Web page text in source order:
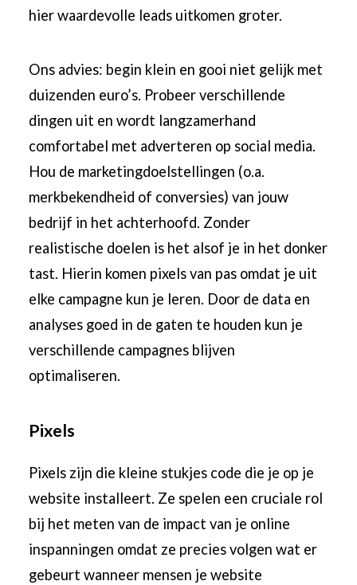
hier waardevolle leads uitkomen groter.
Ons advies: begin klein en gooi niet gelijk met
duizenden euro’s. Probeer verschillende
dingen uit en wordt langzamerhand
comfortabel met adverteren op social media.
Hou de marketingdoelstellingen (o.a.
merkbekendheid of conversies) van jouw
bedrijf in het achterhoofd. Zonder
realistische doelen is het alsof je in het donker
tast. Hierin komen pixels van pas omdat je uit
elke campagne kun je leren. Door de data en
analyses goed in de gaten te houden kun je
verschillende campagnes blijven
optimaliseren.
Pixels
Pixels zijn die kleine stukjes code die je op je
website installeert. Ze spelen een cruciale rol
bij het meten van de impact van je online
inspanningen omdat ze precies volgen wat er
gebeurt wanneer mensen je website